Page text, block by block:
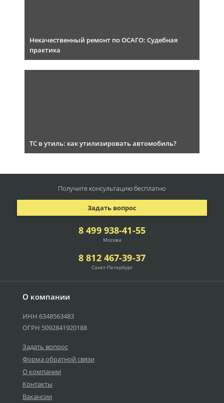
Некачественный ремонт по ОСАГО: Судебная
практика
ТС в утиль: как утилизировать автомобиль?
О компании
ИНН 6348563483
ОГРН 5092841920188
Задать вопрос
Форма обратной связи
О компании
Контакты
Вакансии
8 499 938-41-55
Москва
8 812 467-39-37
Санкт-Петербург
Задать вопрос
Получите консультациюбесплатно